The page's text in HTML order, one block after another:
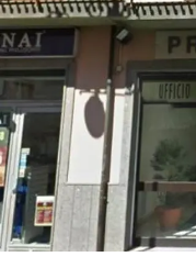
CULTURA
ECONOMIA E LAVORO
EVENTI
SPORT
Streaming